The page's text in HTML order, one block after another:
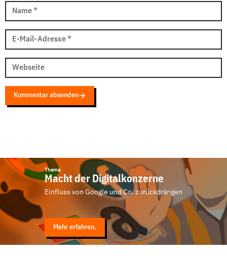
Name *
E-Mail-Adresse *
Webseite
Kommentar absenden
Thema
Macht der Digitalkonzerne
Einfluss von Google und Co. zurückdrängen
Mehr erfahren.